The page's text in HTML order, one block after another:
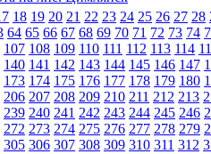
18 19 20 21 22 23 24 25 26 27 28
64 65 66 67 68 69 70 71 72 73 74
107 108 109 110 111 112 113 114
140 141 142 143 144 145 146 147
173 174 175 176 177 178 179 180
206 207 208 209 210 211 212 213
239 240 241 242 243 244 245 246
272 273 274 275 276 277 278 279
305 306 307 308 309 310 311 312